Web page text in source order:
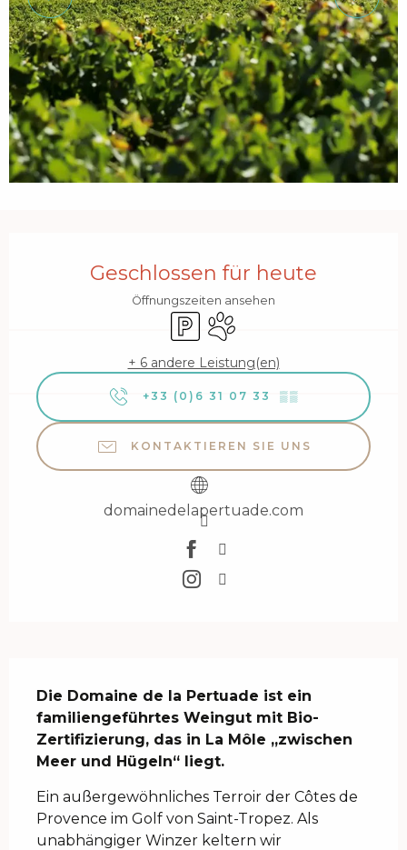
Geschlossen für heute
Öffnungszeiten ansehen
ParkplatzTiere erlaubt
+ 6 andere Leistung(en)
+33 (0)6 31 07 33 ▒▒
KONTAKTIEREN SIE UNS
domainedelapertuade.com
Die Domaine de la Pertuade ist ein
familiengeführtes Weingut mit Bio-
Zertifizierung, das in La Môle „zwischen
Meer und Hügeln“ liegt.
Ein außergewöhnliches Terroir der Côtes de
Provence im Golf von Saint-Tropez. Als
unabhängiger Winzer keltern wir